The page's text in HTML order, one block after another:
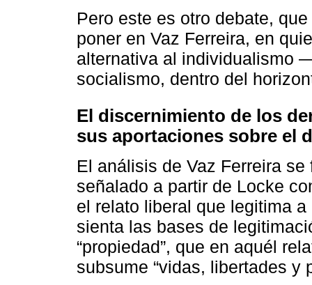
Pero este es otro debate,
poner en Vaz Ferreira, en
alternativa al individualismo
socialismo, dentro del
El discernimiento de los
sus aportaciones sobre el
El análisis de Vaz Ferreira
señalado a partir de Locke
el relato liberal que legitima
sienta las bases de
“propiedad”, que en aquél
subsume “vidas, libertades y